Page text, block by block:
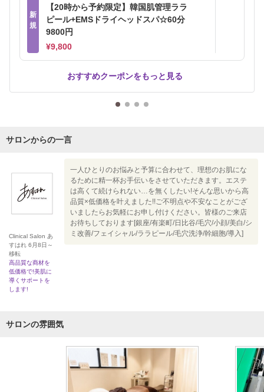
新
規
【20時から予約限定】韓国肌管理ララ
ピール+EMSドライヘッドスパ☆60分
9800円
¥9,800
おすすめクーポンをもっと見る
サロンからの一言
Clinical Salon あ
すはれ 6月8日～
移転
高品質な商材を
低価格で!美肌に
導くサポートを
します!
一人ひとりのお悩みと予算に合わせて、理想のお肌にな
るために精一杯お手伝いをさせていただきます。エステ
は高くて続けられない…を無くしたい!そんな思いから高
品質×低価格を叶えました!!ご不明点や不安なことがござ
いましたらお気軽にお申し付けください。皆様のご来店
お待ちしております[銀座/有楽町/日比谷/毛穴/小顔/美白/シ
ミ改善/フェイシャル/ララピール/毛穴洗浄/幹細胞/導入]
サロンの雰囲気